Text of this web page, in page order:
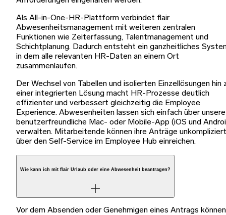
Als All-in-One-HR-Plattform verbindet flair
Abwesenheitsmanagement mit weiteren zentralen
Funktionen wie Zeiterfassung, Talentmanagement und
Schichtplanung. Dadurch entsteht ein ganzheitliches
in dem alle relevanten HR-Daten an einem Ort
zusammenlaufen.
Der Wechsel von Tabellen und isolierten Einzellösungen hin
einer integrierten Lösung macht HR-Prozesse deutlich
effizienter und verbessert gleichzeitig die Employee
Experience. Abwesenheiten lassen sich einfach über unsere
benutzerfreundliche Mac- oder Mobile-App (iOS und
verwalten. Mitarbeitende können ihre Anträge unkompliziert
über den Self-Service im Employee Hub einreichen.
Wie kann ich mit flair Urlaub oder eine Abwesenheit beantragen?
Vor dem Absenden oder Genehmigen eines Antrags können